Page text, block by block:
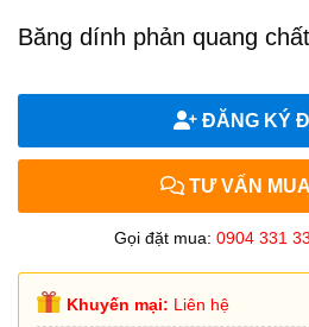
Băng dính phản quang
ĐĂNG KÝ
TƯ VẤN
Gọi đặt mua: 0904 331
Khuyến mại: Liên hệ